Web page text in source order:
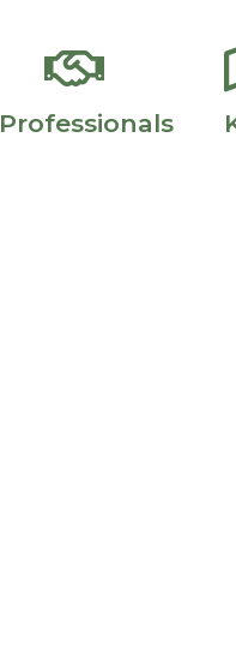
Professionals